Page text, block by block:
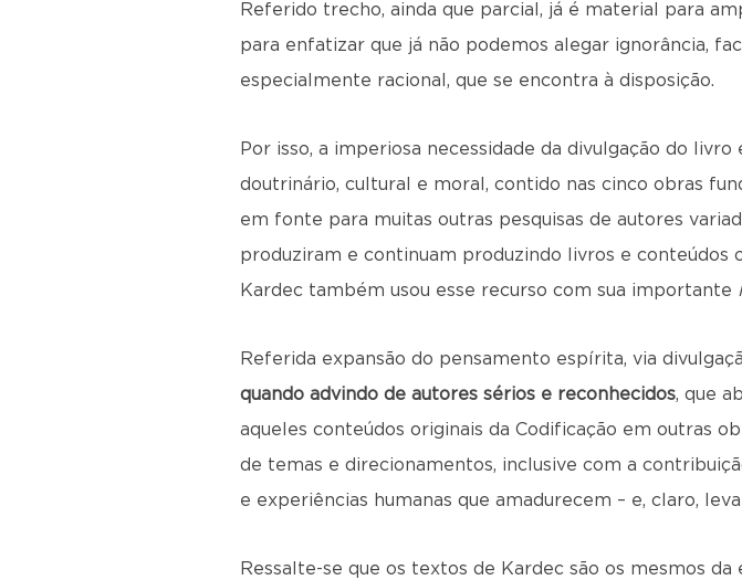
Referido trecho, ainda que parcial, já é material para
para enfatizar que já não podemos alegar ignorância,
especialmente racional, que se encontra à disposição.
Por isso, a imperiosa necessidade da divulgação do
doutrinário, cultural e moral, contido nas cinco obras
em fonte para muitas outras pesquisas de autores
produziram e continuam produzindo livros e
Kardec também usou esse recurso com sua importante
Referida expansão do pensamento espírita, via
quando advindo de autores sérios e reconhecidos, que
aqueles conteúdos originais da Codificação em outras
de temas e direcionamentos, inclusive com a
e experiências humanas que amadurecem – e, claro,
Ressalte-se que os textos de Kardec são os mesmos